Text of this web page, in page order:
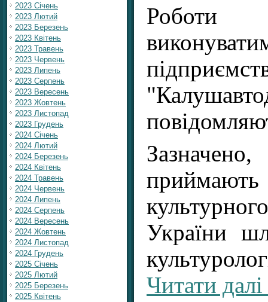
2023 Січень
2023 Лютий
2023 Березень
2023 Квітень
2023 Травень
2023 Червень
2023 Липень
2023 Серпень
2023 Вересень
2023 Жовтень
2023 Листопад
2023 Грудень
2024 Січень
2024 Лютий
2024 Березень
2024 Квітень
2024 Травень
2024 Червень
2024 Липень
2024 Серпень
2024 Вересень
2024 Жовтень
2024 Листопад
2024 Грудень
2025 Січень
2025 Лютий
2025 Березень
2025 Квітень
Роботи
України
Читати